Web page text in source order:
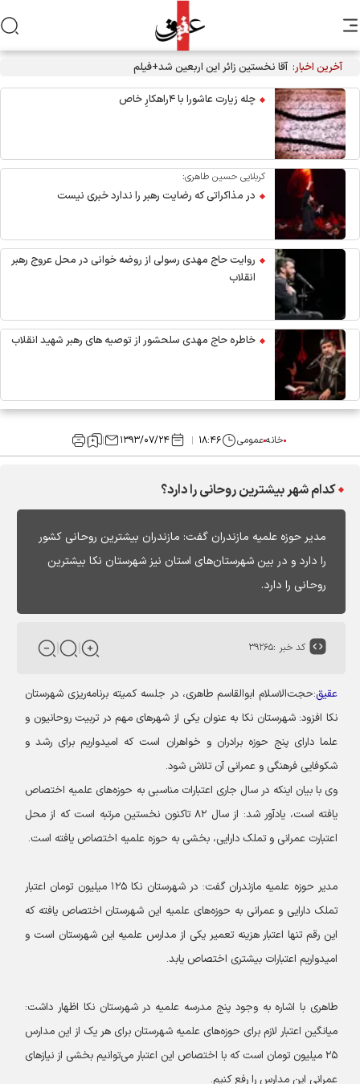
آخرین اخبار: آقا نخستین زائر این اربعین شد+فیلم
چله زیارت عاشورا با ۴راهکارِ خاص
کربلایی حسین طاهری:
در مذاکراتی که رضایت رهبر را ندارد خبری نیست
روایت حاج مهدی رسولی از روضه خوانی در محل عروج رهبر
انقلاب
خاطره حاج مهدی سلحشور از توصیه های رهبر شهید انقلاب
خانهعمومی ۱۸:۴۶ ۱۳۹۳/۰۷/۲۴
کدام شهر بیشترین روحانی را دارد؟
مدیر حوزه علمیه مازندران گفت: مازندران بیشترین روحانی‌ کشور
را دارد و در بین شهرستان‌های استان نیز شهرستان نکا بیشترین
روحانی را دارد.
کد خبر :۳۹۲۶۵
عقیق:حجت‌الاسلام ابوالقاسم طاهری، در جلسه کمیته برنامه‌ریزی شهرستان
نکا افزود: شهرستان نکا به عنوان یکی از شهرهای مهم در تربیت روحانیون و
علما دارای پنج حوزه برادران و خواهران است که امیدواریم برای رشد و
شکوفایی فرهنگی و عمرانی آن تلاش شود.
وی با بیان اینکه در سال ‌جاری اعتبارات مناسبی به حوزه‌های علمیه اختصاص
یافته است، یادآور شد: از سال ۸۲ تاکنون نخستین مرتبه است که از محل
اعتبارت عمرانی و تملک دارایی، بخشی به حوزه علمیه اختصاص یافته است.
مدیر حوزه علمیه مازندران گفت: در شهرستان نکا ۱۲۵ میلیون تومان اعتبار
تملک دارایی و عمرانی به حوزه‌های علمیه این شهرستان اختصاص یافته که
این رقم تنها اعتبار هزینه تعمیر یکی از مدارس علمیه این شهرستان است و
امیدواریم اعتبارات بیشتری اختصاص یابد.
طاهری با اشاره به وجود پنج مدرسه علمیه در شهرستان نکا اظهار داشت:
میانگین اعتبار لازم برای حوزه‌های علمیه شهرستان برای هر یک از این مدارس
۲۵ میلیون تومان است که با اختصاص این اعتبار می‌توانیم بخشی از نیاز‌های
عمرانی این مدارس را رفع کنیم.